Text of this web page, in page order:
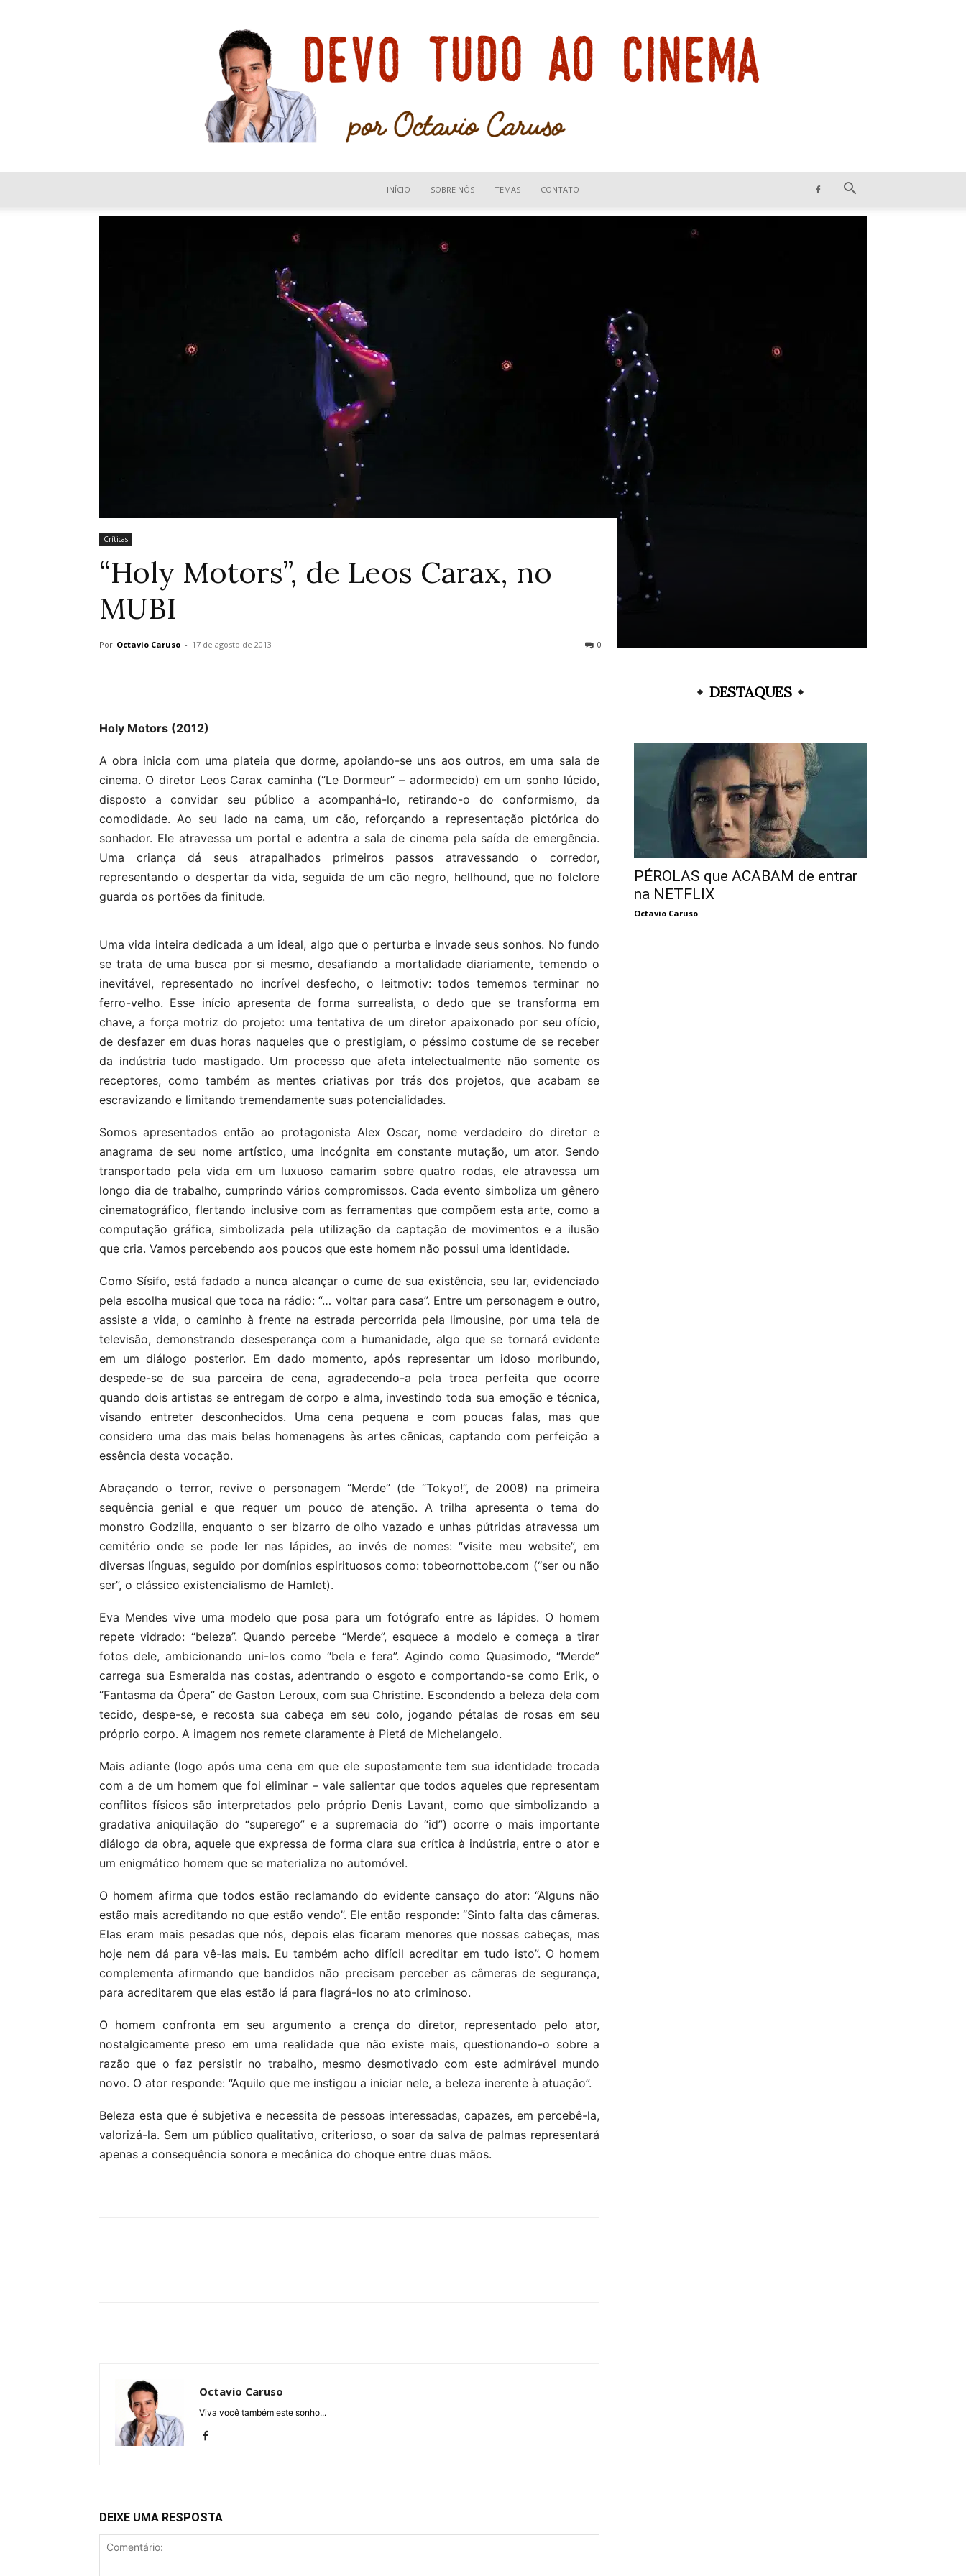
Devo
INÍCIO SOBRE NÓS TEMAS CONTATO
Críticas
“Holy Motors”, de Leos Carax, no
MUBI
Por Octavio Caruso - 17 de agosto de 2013 0
Holy Motors (2012)
A obra inicia com uma plateia que dorme, apoiando-se uns aos outros, em uma sala de
cinema. O diretor Leos Carax caminha (“Le Dormeur” – adormecido) em um sonho lúcido,
disposto a convidar seu público a acompanhá-lo, retirando-o do conformismo, da
comodidade. Ao seu lado na cama, um cão, reforçando a representação pictórica do
sonhador. Ele atravessa um portal e adentra a sala de cinema pela saída de emergência.
Uma criança dá seus atrapalhados primeiros passos atravessando o corredor,
representando o despertar da vida, seguida de um cão negro, hellhound, que no folclore
guarda os portões da finitude.
Uma vida inteira dedicada a um ideal, algo que o perturba e invade seus sonhos. No fundo
se trata de uma busca por si mesmo, desafiando a mortalidade diariamente, temendo o
inevitável, representado no incrível desfecho, o leitmotiv: todos tememos terminar no
ferro-velho. Esse início apresenta de forma surrealista, o dedo que se transforma em
chave, a força motriz do projeto: uma tentativa de um diretor apaixonado por seu ofício,
de desfazer em duas horas naqueles que o prestigiam, o péssimo costume de se receber
da indústria tudo mastigado. Um processo que afeta intelectualmente não somente os
receptores, como também as mentes criativas por trás dos projetos, que acabam se
escravizando e limitando tremendamente suas potencialidades.
Somos apresentados então ao protagonista Alex Oscar, nome verdadeiro do diretor e
anagrama de seu nome artístico, uma incógnita em constante mutação, um ator. Sendo
transportado pela vida em um luxuoso camarim sobre quatro rodas, ele atravessa um
longo dia de trabalho, cumprindo vários compromissos. Cada evento simboliza um gênero
cinematográfico, flertando inclusive com as ferramentas que compõem esta arte, como a
computação gráfica, simbolizada pela utilização da captação de movimentos e a ilusão
que cria. Vamos percebendo aos poucos que este homem não possui uma identidade.
Como Sísifo, está fadado a nunca alcançar o cume de sua existência, seu lar, evidenciado
pela escolha musical que toca na rádio: “… voltar para casa”. Entre um personagem e outro,
assiste a vida, o caminho à frente na estrada percorrida pela limousine, por uma tela de
televisão, demonstrando desesperança com a humanidade, algo que se tornará evidente
em um diálogo posterior. Em dado momento, após representar um idoso moribundo,
despede-se de sua parceira de cena, agradecendo-a pela troca perfeita que ocorre
quando dois artistas se entregam de corpo e alma, investindo toda sua emoção e técnica,
visando entreter desconhecidos. Uma cena pequena e com poucas falas, mas que
considero uma das mais belas homenagens às artes cênicas, captando com perfeição a
essência desta vocação.
Abraçando o terror, revive o personagem “Merde” (de “Tokyo!”, de 2008) na primeira
sequência genial e que requer um pouco de atenção. A trilha apresenta o tema do
monstro Godzilla, enquanto o ser bizarro de olho vazado e unhas pútridas atravessa um
cemitério onde se pode ler nas lápides, ao invés de nomes: “visite meu website”, em
diversas línguas, seguido por domínios espirituosos como: tobeornottobe.com (“ser ou não
ser”, o clássico existencialismo de Hamlet).
Eva Mendes vive uma modelo que posa para um fotógrafo entre as lápides. O homem
repete vidrado: “beleza”. Quando percebe “Merde”, esquece a modelo e começa a tirar
fotos dele, ambicionando uni-los como “bela e fera”. Agindo como Quasimodo, “Merde”
carrega sua Esmeralda nas costas, adentrando o esgoto e comportando-se como Erik, o
“Fantasma da Ópera” de Gaston Leroux, com sua Christine. Escondendo a beleza dela com
tecido, despe-se, e recosta sua cabeça em seu colo, jogando pétalas de rosas em seu
próprio corpo. A imagem nos remete claramente à Pietá de Michelangelo.
Mais adiante (logo após uma cena em que ele supostamente tem sua identidade trocada
com a de um homem que foi eliminar – vale salientar que todos aqueles que representam
conflitos físicos são interpretados pelo próprio Denis Lavant, como que simbolizando a
gradativa aniquilação do “superego” e a supremacia do “id”) ocorre o mais importante
diálogo da obra, aquele que expressa de forma clara sua crítica à indústria, entre o ator e
um enigmático homem que se materializa no automóvel.
O homem afirma que todos estão reclamando do evidente cansaço do ator: “Alguns não
estão mais acreditando no que estão vendo”. Ele então responde: “Sinto falta das câmeras.
Elas eram mais pesadas que nós, depois elas ficaram menores que nossas cabeças, mas
hoje nem dá para vê-las mais. Eu também acho difícil acreditar em tudo isto”. O homem
complementa afirmando que bandidos não precisam perceber as câmeras de segurança,
para acreditarem que elas estão lá para flagrá-los no ato criminoso.
O homem confronta em seu argumento a crença do diretor, representado pelo ator,
nostalgicamente preso em uma realidade que não existe mais, questionando-o sobre a
razão que o faz persistir no trabalho, mesmo desmotivado com este admirável mundo
novo. O ator responde: “Aquilo que me instigou a iniciar nele, a beleza inerente à atuação”.
Beleza esta que é subjetiva e necessita de pessoas interessadas, capazes, em percebê-la,
valorizá-la. Sem um público qualitativo, criterioso, o soar da salva de palmas representará
apenas a consequência sonora e mecânica do choque entre duas mãos.
Octavio Caruso
Viva você também este sonho...
DEIXE UMA RESPOSTA
DESTAQUES
PÉROLAS que ACABAM de entrar
na NETFLIX
Octavio Caruso